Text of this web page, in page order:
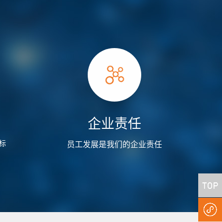
企业责任
员工发展是我们的企业责任